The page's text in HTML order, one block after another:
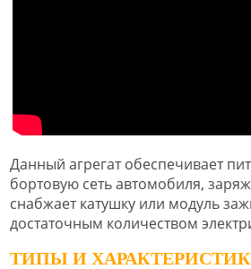
Данный агрегат обеспечивает
бортовую сеть автомобиля,
снабжает катушку или модуль
достаточным количеством
ТИПЫ И